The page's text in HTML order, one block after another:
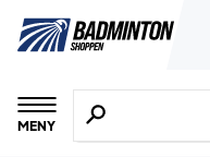
MENY
Sök efter